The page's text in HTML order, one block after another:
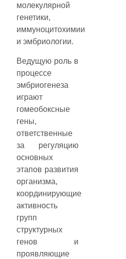
молекулярной
генетики,
иммуноцитохимии
и эмбриологии.
Ведущую роль в
процессе
эмбриогенеза
играют
гомеобоксные
гены,
ответственные
за регуляцию
основных
этапов развития
организма,
координирующие
активность
групп
структурных
генов и
проявляющие